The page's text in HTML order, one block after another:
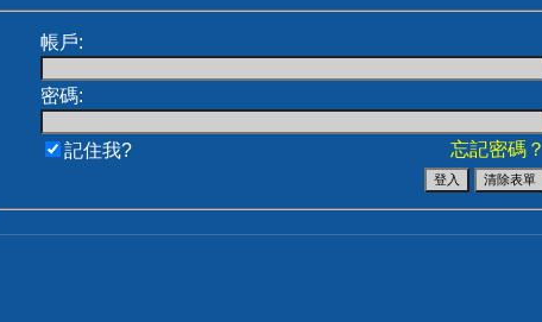
帳戶:
密碼:
忘記密碼？
記住我?